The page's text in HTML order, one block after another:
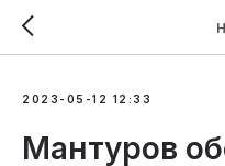
2023-05-12 12:33
Мантуров